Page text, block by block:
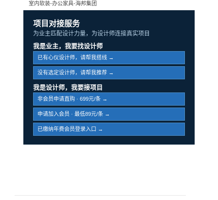
室内软装-办公家具-海邦集团
项目对接服务
为业主匹配设计力量，为设计师连接真实项目
我是业主，我要找设计师
已有心仪设计师，请帮我搭线 →
没有选定设计师，请帮我推荐 →
我是设计师，我要接项目
非会员申请直购 · 699元/条 →
申请加入会员 · 最低89元/条 →
已缴纳年费会员登录入口 →